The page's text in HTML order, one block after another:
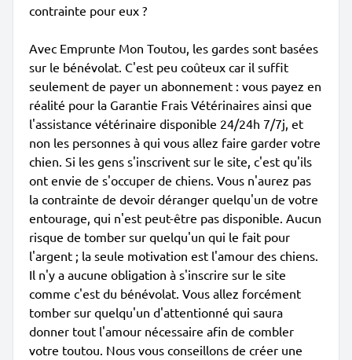
contrainte pour eux ?
Avec Emprunte Mon Toutou, les gardes sont basées
sur le bénévolat. C'est peu coûteux car il suffit
seulement de payer un abonnement : vous payez en
réalité pour la Garantie Frais Vétérinaires ainsi que
l'assistance vétérinaire disponible 24/24h 7/7j, et
non les personnes à qui vous allez faire garder votre
chien. Si les gens s'inscrivent sur le site, c'est qu'ils
ont envie de s'occuper de chiens. Vous n'aurez pas
la contrainte de devoir déranger quelqu'un de votre
entourage, qui n'est peut-être pas disponible. Aucun
risque de tomber sur quelqu'un qui le fait pour
l'argent ; la seule motivation est l'amour des chiens.
Il n'y a aucune obligation à s'inscrire sur le site
comme c'est du bénévolat. Vous allez forcément
tomber sur quelqu'un d'attentionné qui saura
donner tout l'amour nécessaire afin de combler
votre toutou. Nous vous conseillons de créer une